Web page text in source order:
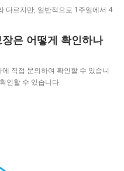
다르지만, 일반적으로 1주일에서 4
은 어떻게 확인하나
직접 문의하여 확인할 수 있습니
인할 수 있습니다.